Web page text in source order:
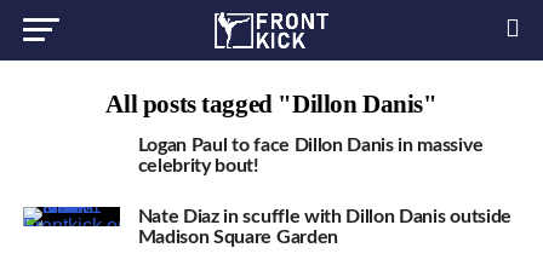
All posts tagged "Dillon Danis"
Logan Paul to face Dillon Danis in massive
celebrity bout!
Nate Diaz in scuffle with Dillon Danis outside
Madison Square Garden